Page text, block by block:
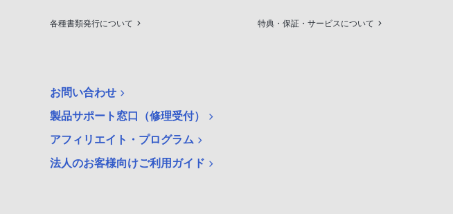
各種書類発行について 特典・保証・サービスについて
お問い合わせ
製品サポート窓口（修理受付）
アフィリエイト・プログラム
法人のお客様向けご利用ガイド